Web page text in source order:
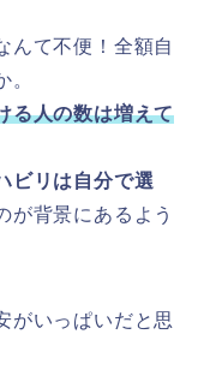
んて不便！全額自
。
る人の数は増えて
ビリは自分で選
が背景にあるよう
がいっぱいだと思